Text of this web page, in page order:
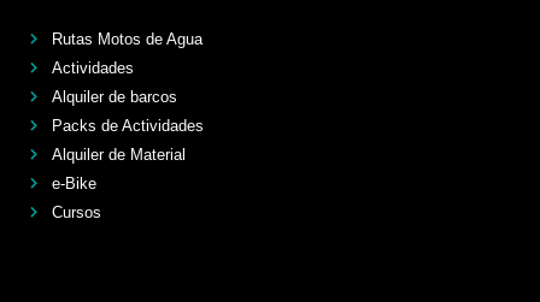
Rutas Motos de Agua
Actividades
Alquiler de barcos
Packs de Actividades
Alquiler de Material
e-Bike
Cursos